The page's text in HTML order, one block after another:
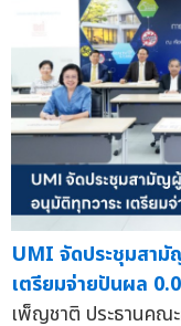
UMI จัดประชุมสามั
เตรียมจ่ายปันผล
เพ็ญชาติ ประธานคณ